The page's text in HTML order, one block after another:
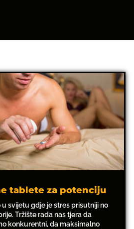
tablete za potenciju
u svijetu gdje je stres prisutniji no
Tržište rada nas tjera da
konkurentni, da maksimalno